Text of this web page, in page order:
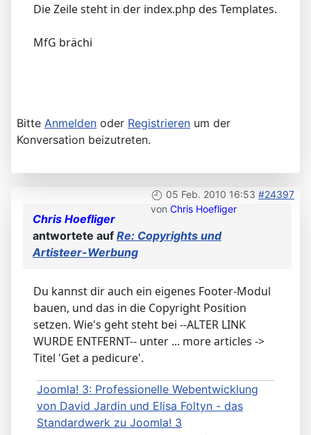
Die Zeile steht in der index.php des Templates.
MfG brächi
Bitte Anmelden oder Registrieren um der
Konversation beizutreten.
05 Feb. 2010 16:53 #24397
von Chris Hoefliger
Chris Hoefliger
antwortete auf Re: Copyrights und
Artisteer-Werbung
Du kannst dir auch ein eigenes Footer-Modul
bauen, und das in die Copyright Position
setzen. Wie's geht steht bei --ALTER LINK
WURDE ENTFERNT-- unter ... more articles ->
Titel 'Get a pedicure'.
Joomla! 3: Professionelle Webentwicklung
von David Jardin und Elisa Foltyn - das
Standardwerk zu Joomla! 3